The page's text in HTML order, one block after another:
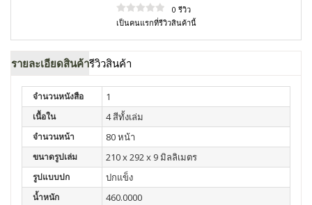
0 รีวิว
เป็นคนแรกที่รีวิวสินค้านี้
รายละเอียดสินค้ารีวิวสินค้า
จำนวนหนังสือ 1
เนื้อใน 4 สีทั้งเล่ม
จำนวนหน้า 80 หน้า
ขนาดรูปเล่ม 210 x 292 x 9 มิลลิเมตร
รูปแบบปก ปกแข็ง
น้ำหนัก 460.0000